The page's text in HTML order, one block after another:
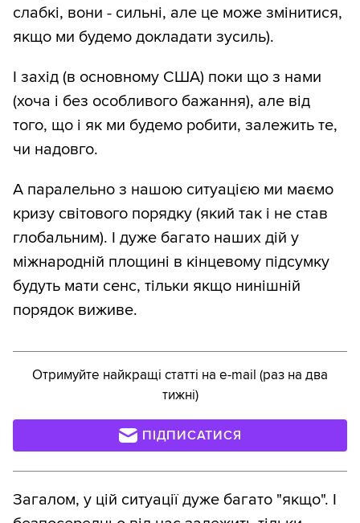
слабкі, вони - сильні, але це може змінитися,
якщо ми будемо докладати зусиль).
І захід (в основному США) поки що з нами
(хоча і без особливого бажання), але від
того, що і як ми будемо робити, залежить те,
чи надовго.
А паралельно з нашою ситуацією ми маємо
кризу світового порядку (який так і не став
глобальним). І дуже багато наших дій у
міжнародній площині в кінцевому підсумку
будуть мати сенс, тільки якщо нинішній
порядок виживе.
Отримуйте найкращі статті на e-mail (раз на два
тижні)
ПІДПИСАТИСЯ
Загалом, у цій ситуації дуже багато "якщо". І